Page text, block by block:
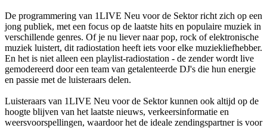
De programmering van 1LIVE Neu voor de Sektor richt zich op een
jong publiek, met een focus op de laatste hits en populaire muziek in
verschillende genres. Of je nu liever naar pop, rock of elektronische
muziek luistert, dit radiostation heeft iets voor elke muziekliefhebber.
En het is niet alleen een playlist-radiostation - de zender wordt live
gemodereerd door een team van getalenteerde DJ's die hun energie
en passie met de luisteraars delen.
Luisteraars van 1LIVE Neu voor de Sektor kunnen ook altijd op de
hoogte blijven van het laatste nieuws, verkeersinformatie en
weersvoorspellingen, waardoor het de ideale zendingspartner is voor